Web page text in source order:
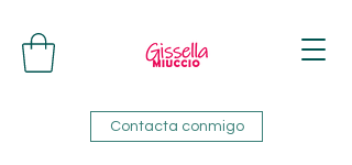
Contacta conmigo